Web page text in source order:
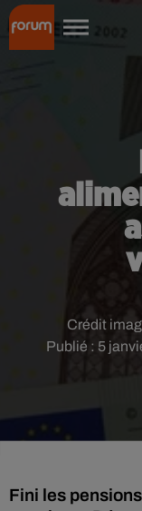
Publié : 5
Crédit
Fini les